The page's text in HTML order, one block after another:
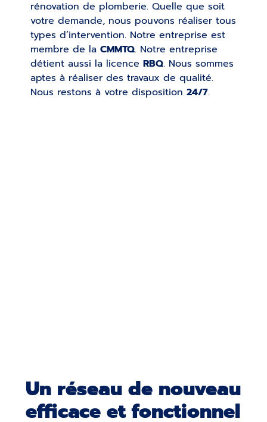
rénovation de plomberie. Quelle que soit
votre demande, nous pouvons réaliser tous
types d’intervention. Notre entreprise est
membre de laCMMTQ. Notre entreprise
détient aussi la licenceRBQ. Nous sommes
aptes à réaliser des travaux de qualité.
Nous restons à votre disposition24/7.
Un réseau de nouveau
efficace et fonctionnel